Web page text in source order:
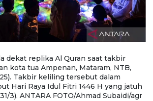
dekat replika Al Quran saat takbir
kota tua Ampenan, Mataram, NTB,
Takbir keliling tersebut dalam
Hari Raya Idul Fitri 1446 H yang jatuh
3). ANTARA FOTO/Ahmad Subaidi/agr